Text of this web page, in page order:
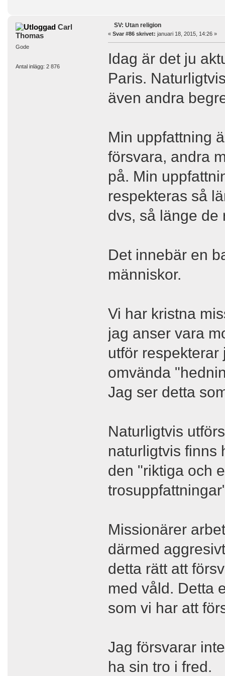
Carl
Thomas
Gode
Antal inlägg: 2 876
SV: Utan religion
« Svar #86 skrivet: januari 18, 2015, 14:26 »
Idag är det ju
Paris.
även andra
Min uppfattning
försvara, andra
på. Min
respekteras så
dvs, så länge de
Det innebär en
människor.
Vi har kristna
jag anser vara
utför
omvända
Jag ser detta
Naturligtvis
naturligtvis finns
den "riktiga och
Missionärer
därmed
detta rätt att
med våld. Detta
som vi har att
Jag försvarar
ha sin tro i fred.